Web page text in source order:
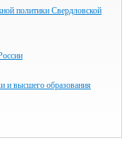
политики Свердловской
и высшего образования